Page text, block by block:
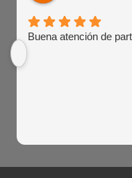
Buena atención de